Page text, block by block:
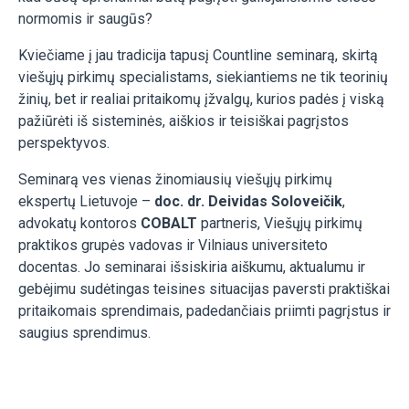
normomis ir saugūs?
Kviečiame į jau tradicija tapusį Countline seminarą, skirtą
viešųjų pirkimų specialistams, siekiantiems ne tik teorinių
žinių, bet ir realiai pritaikomų įžvalgų, kurios padės į viską
pažiūrėti iš sisteminės, aiškios ir teisiškai pagrįstos
perspektyvos.
Seminarą ves vienas žinomiausių viešųjų pirkimų
ekspertų Lietuvoje – doc. dr. Deividas Soloveičik,
advokatų kontoros COBALT partneris, Viešųjų pirkimų
praktikos grupės vadovas ir Vilniaus universiteto
docentas. Jo seminarai išsiskiria aiškumu, aktualumu ir
gebėjimu sudėtingas teisines situacijas paversti praktiškai
pritaikomais sprendimais, padedančiais priimti pagrįstus ir
saugius sprendimus.